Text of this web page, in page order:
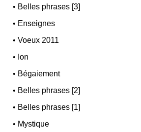
• Belles phrases [3]
• Enseignes
•Voeux 2011
• Ion
• Bégaiement
• Belles phrases [2]
• Belles phrases [1]
• Mystique